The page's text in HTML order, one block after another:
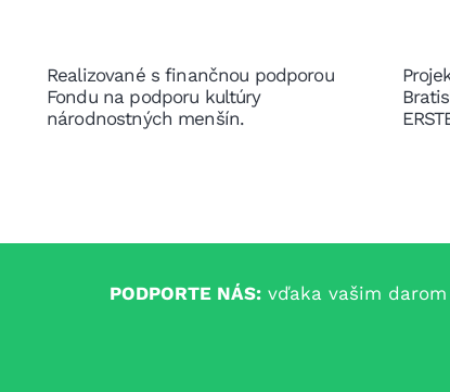
Realizované s finančnou podporou
Fondu na podporu kultúry
národnostných menšín.
PODPORTE NÁS:vďaka vašim